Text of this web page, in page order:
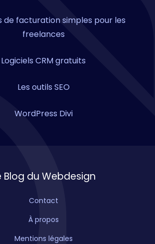
de facturation simples pour les
freelances
Logiciels CRM gratuits
Les outils SEO
WordPress Divi
Blog du Webdesign
Contact
À propos
Mentions légales